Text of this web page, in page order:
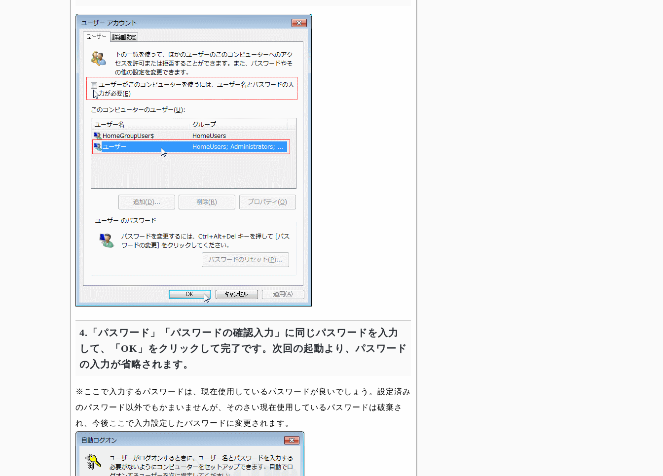
4.「パスワード」「パスワードの確認入力」に同じパスワードを入力
して、「OK」をクリックして完了です。次回の起動より、パスワード
の入力が省略されます。
※ここで入力するパスワードは、現在使用しているパスワードが良いでしょう。設定済み
のパスワード以外でもかまいませんが、そのさい現在使用しているパスワードは破棄さ
れ、今後ここで入力設定したパスワードに変更されます。